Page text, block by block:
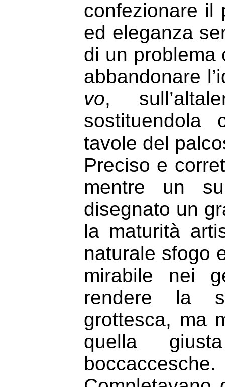
confezionare
ed eleganza
di un problema
abbandonare
vo,
sostituendola
tavole del
Preciso e
mentre un
disegnato un
la maturità
naturale sfogo
mirabile nei
rendere la
grottesca, ma
quella
boccaccesche.